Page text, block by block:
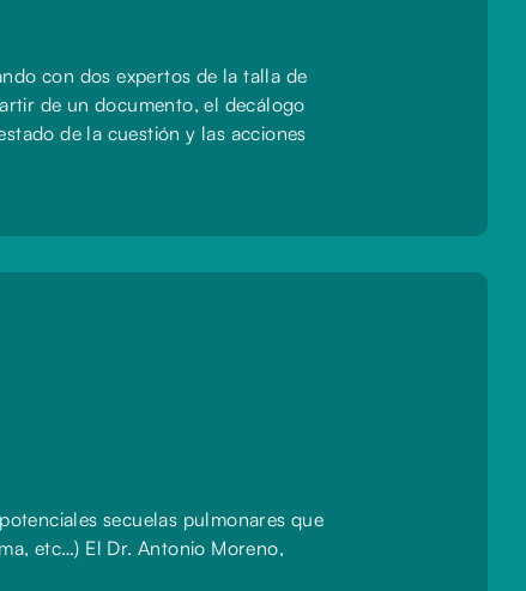
con dos expertos de la talla de
de un documento, el decálogo
de la cuestión y las acciones
secuelas pulmonares que
etc…) El Dr. Antonio Moreno,